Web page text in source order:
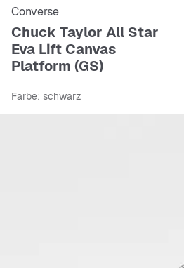
Converse
Chuck Taylor All Star
Eva Lift Canvas
Platform (GS)
Farbe: schwarz